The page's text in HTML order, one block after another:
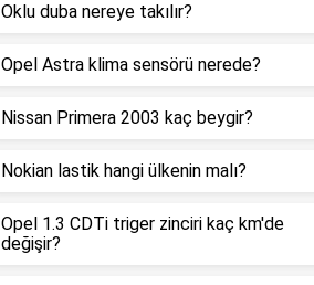
Oklu duba nereye takılır?
Opel Astra klima sensörü nerede?
Nissan Primera 2003 kaç beygir?
Nokian lastik hangi ülkenin malı?
Opel 1.3 CDTi triger zinciri kaç km'de
değişir?